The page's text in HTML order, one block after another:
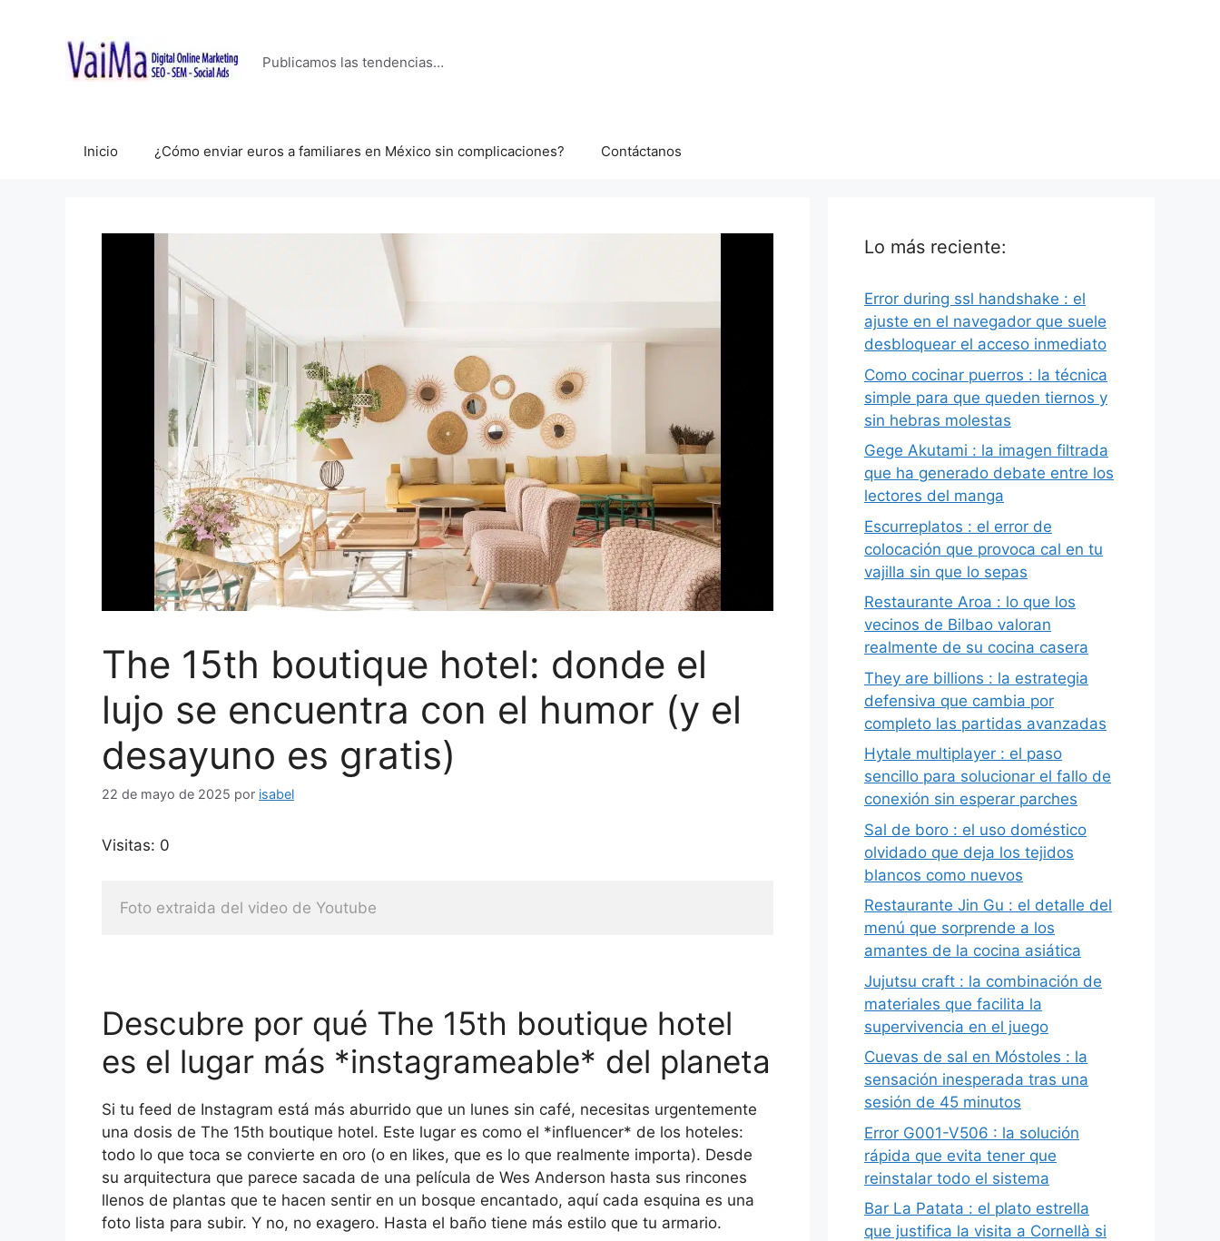
contenido
Publicamos las tendencias…
Inicio ¿Cómo enviar euros a familiares en México sin complicaciones? Contáctanos
The 15th boutique hotel: donde el
lujo se encuentra con el humor (y el
desayuno es gratis)
22 de mayo de 2025 por isabel
Visitas: 0
Foto extraida del video de Youtube
Descubre por qué The 15th boutique hotel
es el lugar más *instagrameable* del planeta
Si tu feed de Instagram está más aburrido que un lunes sin café, necesitas urgentemente
una dosis de The 15th boutique hotel. Este lugar es como el *influencer* de los hoteles:
todo lo que toca se convierte en oro (o en likes, que es lo que realmente importa). Desde
su arquitectura que parece sacada de una película de Wes Anderson hasta sus rincones
llenos de plantas que te hacen sentir en un bosque encantado, aquí cada esquina es una
foto lista para subir. Y no, no exagero. Hasta el baño tiene más estilo que tu armario.
Lo más reciente:
Error during ssl handshake : el
ajuste en el navegador que suele
desbloquear el acceso inmediato
Como cocinar puerros : la técnica
simple para que queden tiernos y
sin hebras molestas
Gege Akutami : la imagen filtrada
que ha generado debate entre los
lectores del manga
Escurreplatos : el error de
colocación que provoca cal en tu
vajilla sin que lo sepas
Restaurante Aroa : lo que los
vecinos de Bilbao valoran
realmente de su cocina casera
They are billions : la estrategia
defensiva que cambia por
completo las partidas avanzadas
Hytale multiplayer : el paso
sencillo para solucionar el fallo de
conexión sin esperar parches
Sal de boro : el uso doméstico
olvidado que deja los tejidos
blancos como nuevos
Restaurante Jin Gu : el detalle del
menú que sorprende a los
amantes de la cocina asiática
Jujutsu craft : la combinación de
materiales que facilita la
supervivencia en el juego
Cuevas de sal en Móstoles : la
sensación inesperada tras una
sesión de 45 minutos
Error G001-V506 : la solución
rápida que evita tener que
reinstalar todo el sistema
Bar La Patata : el plato estrella
que justifica la visita a Cornellà si